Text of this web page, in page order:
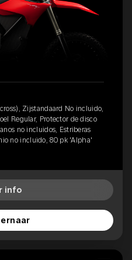
Zijstandaard No incluido,
Regular, Protector de disco
no incluidos, Estriberas
no incluido, 80 pk 'Alpha'
info